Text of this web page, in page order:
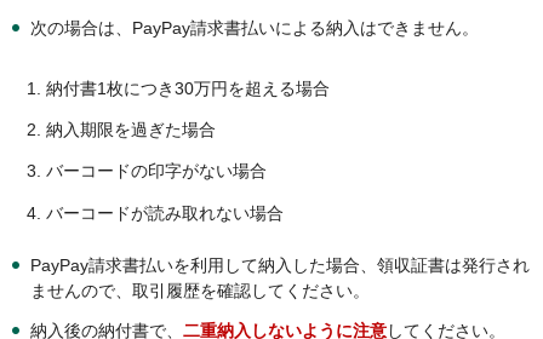
次の場合は、PayPay請求書払いによる納入はできません。
納付書1枚につき30万円を超える場合
納入期限を過ぎた場合
バーコードの印字がない場合
バーコードが読み取れない場合
PayPay請求書払いを利用して納入した場合、領収証書は発行され
ませんので、取引履歴を確認してください。
納入後の納付書で、 二重納入しないように注意してください。